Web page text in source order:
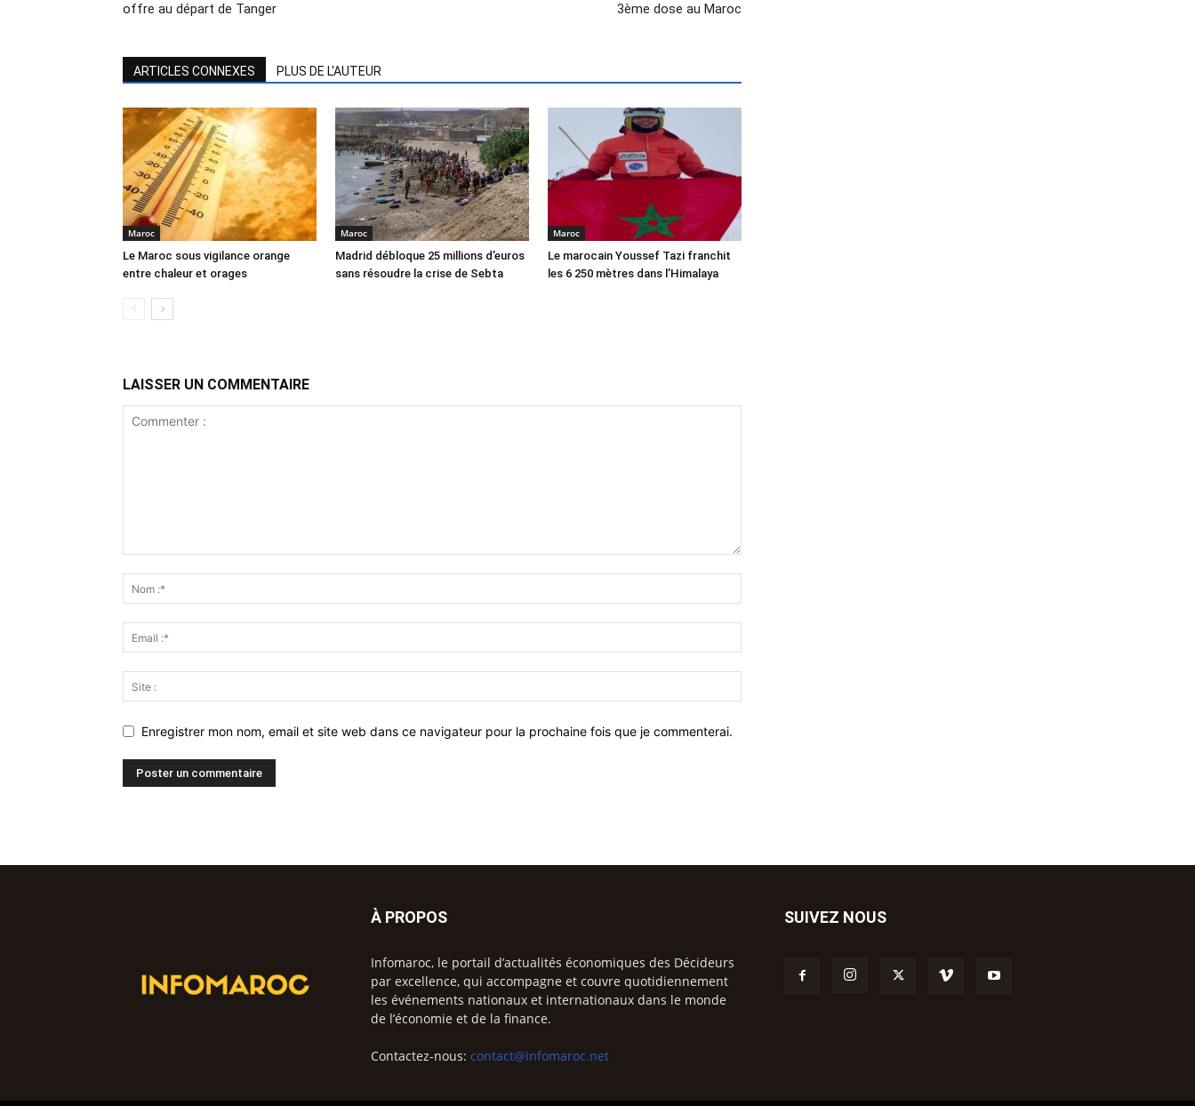
offre au départ de Tanger
3ème dose au Maroc
ARTICLES CONNEXES PLUS DE L'AUTEUR
Maroc
Le Maroc sous vigilance orange
entre chaleur et orages
Maroc
Madrid débloque 25 millions d’euros
sans résoudre la crise de Sebta
Maroc
Le marocain Youssef Tazi franchit
les 6 250 mètres dans l’Himalaya
LAISSER UN COMMENTAIRE
Enregistrer mon nom, email et site web dans ce navigateur pour la prochaine fois que je commenterai.
À PROPOS
Infomaroc, le portail d’actualités économiques des Décideurs
par excellence, qui accompagne et couvre quotidiennement
les événements nationaux et internationaux dans le monde
de l’économie et de la finance.
Contactez-nous: contact@infomaroc.net
SUIVEZ NOUS